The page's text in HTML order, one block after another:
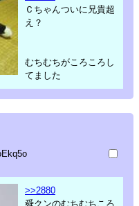
Ｃちゃんついに兄貴超
え？
むちむちがころころし
てました
>>2880
舜クンのむちむちころ